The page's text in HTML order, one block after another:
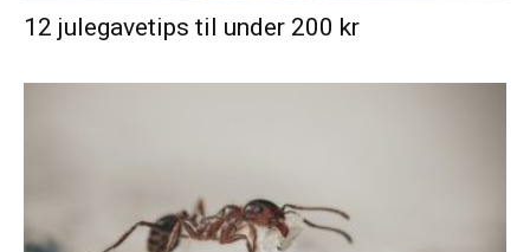
12 julegavetips til under 200 kr